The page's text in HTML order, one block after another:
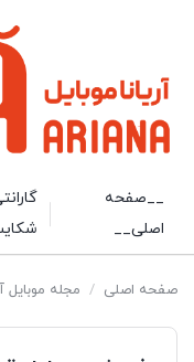
__صفحه
اصلی__
صفحه اصلی / مجله موبایل